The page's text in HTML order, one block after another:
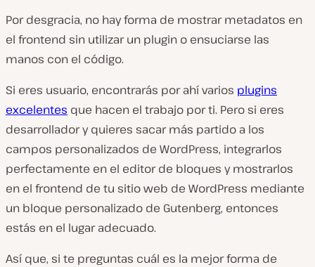
Por desgracia, no hay forma de mostrar metadatos en
el frontend sin utilizar un plugin o ensuciarse las
manos con el código.
Si eres usuario, encontrarás por ahí varios plugins
excelentes que hacen el trabajo por ti. Pero si eres
desarrollador y quieres sacar más partido a los
campos personalizados de WordPress, integrarlos
perfectamente en el editor de bloques y mostrarlos
en el frontend de tu sitio web de WordPress mediante
un bloque personalizado de Gutenberg, entonces
estás en el lugar adecuado.
Así que, si te preguntas cuál es la mejor forma de